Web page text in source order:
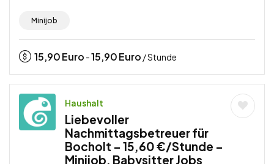
Minijob
15,90Euro -15,90Euro / Stunde
Haushalt
Liebevoller
Nachmittagsbetreuer für
Bocholt – 15,60 €/Stunde –
Minijob, Babysitter Jobs